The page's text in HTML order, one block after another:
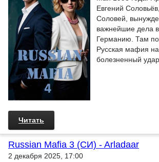
Евгений
Соловей,
важнейшие дела
Германию. Там
Русская мафия
болезненный
Читать
Russian Mafia 3 (СИ) - Arladaar
2 декабря 2025, 17:00